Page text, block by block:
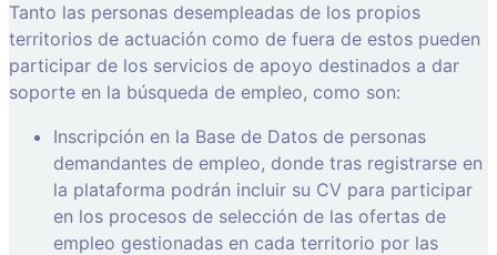
Tanto las personas desempleadas de los propios
territorios de actuación como de fuera de estos pueden
participar de los servicios de apoyo destinados a dar
soporte en la búsqueda de empleo, como son:
Inscripción en la Base de Datos de personas
demandantes de empleo, donde tras registrarse en
la plataforma podrán incluir su CV para participar
en los procesos de selección de las ofertas de
empleo gestionadas en cada territorio por las